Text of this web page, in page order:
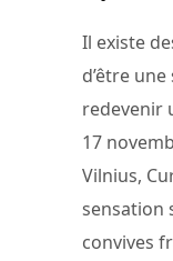
Il existe
d’être
redevenir
17
Vilnius,
sensation
convives